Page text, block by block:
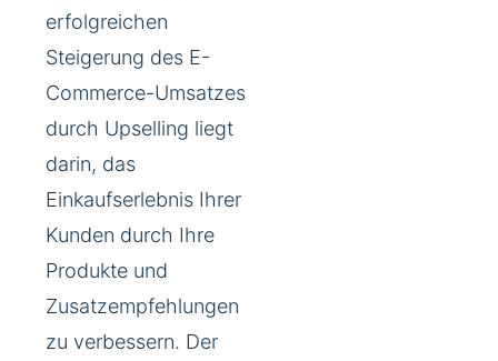
erfolgreichen
Steigerung des E-
Commerce-Umsatzes
durch Upselling liegt
darin, das
Einkaufserlebnis Ihrer
Kunden durch Ihre
Produkte und
Zusatzempfehlungen
zu verbessern. Der